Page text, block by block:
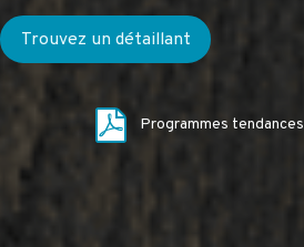
Trouvez un détaillant
Programmes tendances